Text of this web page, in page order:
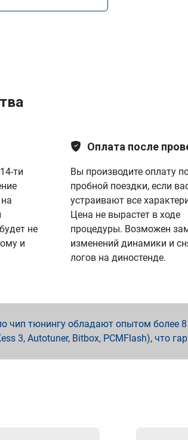
ти
не
и
Оплата после
Вы производите оплату
пробной поездки, если
устраивают все
Цена не вырастет в ходе
процедуры. Возможен
изменений динамики и
логов на диностенде.
чип тюнингу обладают опытом более
3, Autotuner, Bitbox, PCMFlash), что